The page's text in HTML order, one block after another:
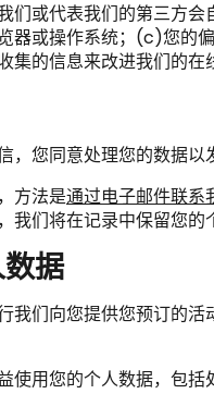
们或代表我们的第三方
器或操作系统；(c)您的
集的信息来改进我们的在
，您同意处理您的数据
方法是通过电子邮件联系
我们将在记录中保留您
据
我们向您提供您预订的
使用您的个人数据，包